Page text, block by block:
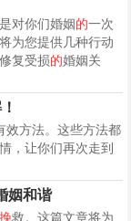
对你们婚姻的一次
为您提供几种行动
复受损的婚姻关
效方法。这些方法都
，让你们再次走到
姻和谐
救。这篇文章将为